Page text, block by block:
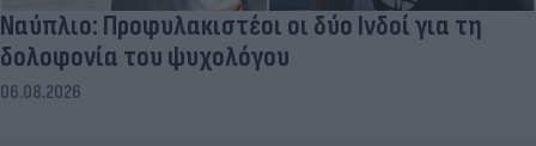
Ναύπλιο: Προφυλακιστέοι οι δύο Ινδοί για τη
δολοφονία του ψυχολόγου
06.08.2026